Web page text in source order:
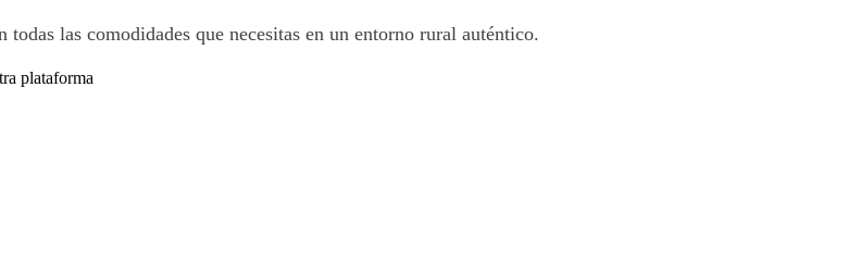
las comodidades que necesitas en un entorno rural auténtico.
plataforma